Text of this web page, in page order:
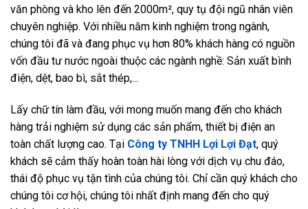
văn phòng và kho lên đến 2000m², quy tụ đội ngũ nhân viên
chuyên nghiệp. Với nhiều năm kinh nghiệm trong ngành,
chúng tôi đã và đang phục vụ hơn 80% khách hàng có nguồn
vốn đầu tư nước ngoài thuộc các ngành nghề: Sản xuất bình
điện, dệt, bao bì, sắt thép,...
Lấy chữ tín làm đầu, với mong muốn mang đến cho khách
hàng trải nghiệm sử dụng các sản phẩm, thiết bị điện an
toàn chất lượng cao. Tại Công ty TNHH Lợi Lợi Đạt, quý
khách sẽ cảm thấy hoàn toàn hài lòng với dịch vụ chu đáo,
thái độ phục vụ tận tình của chúng tôi. Chỉ cần quý khách cho
chúng tôi cơ hội, chúng tôi nhất định mang đến cho quý